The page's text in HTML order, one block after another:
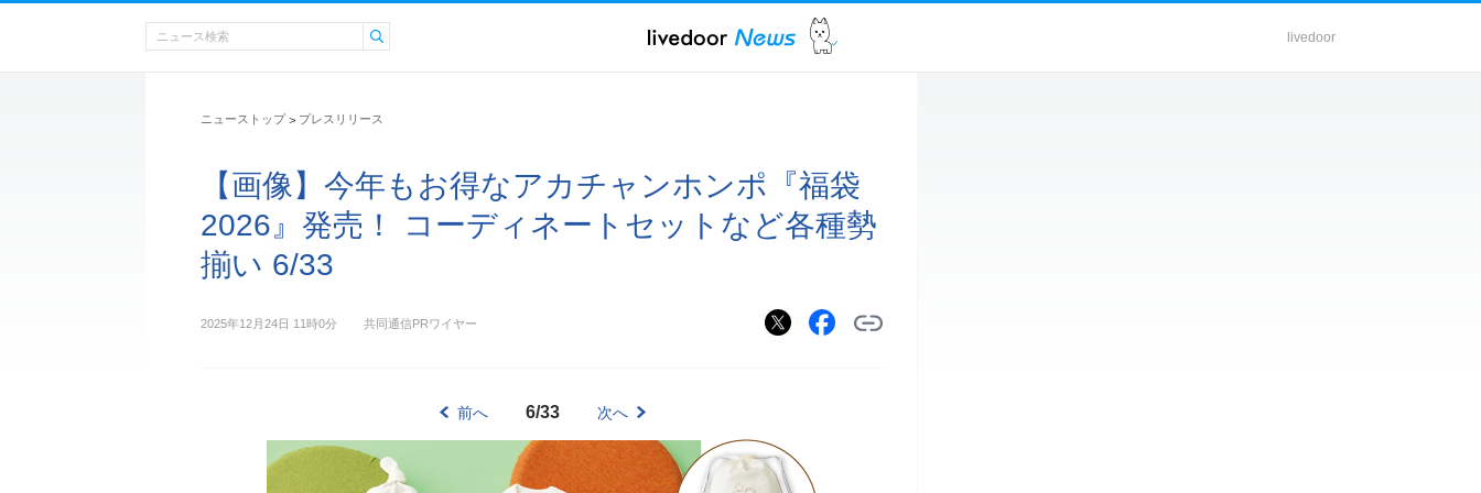
livedoor
ニューストップ > プレスリリース
【画像】今年もお得なアカチャンホンポ『福袋
2026』発売！ コーディネートセットなど各種勢
揃い 6/33
2025年12月24日 11時0分 共同通信PRワイヤー
前へ 6/33 次へ